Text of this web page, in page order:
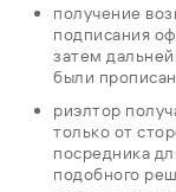
получение
подписания
затем
были
риэлтор
только от
посредника
подобного